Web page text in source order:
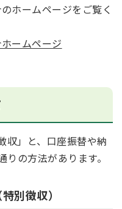
ホームページをご覧く
ームページ
収」と、口座振替や納
の方法があります。
別徴収）